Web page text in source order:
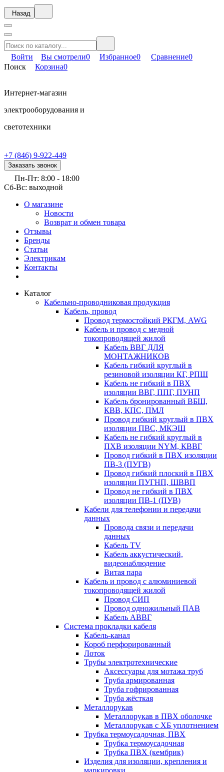
Назад
Войти Вы смотрели0 Избранное0 Сравнение0
Поиск
Корзина0
Интернет-магазин
электрооборудования и
светотехники
+7 (846) 9-922-449
Заказать звонок
Пн-Пт: 8:00 - 18:00
Сб-Вс: выходной
О магазине
Новости
Возврат и обмен товара
Отзывы
Бренды
Статьи
Электрикам
Контакты
Каталог
Кабельно-проводниковая продукция
Кабель, провод
Провод термостойкий РКГМ, AWG
Кабель и провод с медной
токопроводящей жилой
Кабель ВВГ ДЛЯ
МОНТАЖНИКОВ
Кабель гибкий круглый в
резиновой изоляции КГ, РПШ
Кабель не гибкий в ПВХ
изоляции ВВГ, ППГ, ПУНП
Кабель бронированный ВБШ,
КВВ, КПС, ПМЛ
Провод гибкий круглый в ПВХ
изоляции ПВС, МКЭШ
Кабель не гибкий круглый в
ПХВ изоляции NYM, КВВГ
Провод гибкий в ПВХ изоляции
ПВ-3 (ПУГВ)
Провод гибкий плоский в ПВХ
изоляции ПУГНП, ШВВП
Провод не гибкий в ПВХ
изоляции ПВ-1 (ПУВ)
Кабели для телефонии и передачи
данных
Провода связи и передачи
данных
Кабель TV
Кабель аккустический,
видеонаблюдение
Витая пара
Кабель и провод с алюминиевой
токопроводящей жилой
Провод СИП
Провод одножильный ПАВ
Кабель АВВГ
Система прокладки кабеля
Кабель-канал
Короб перфорированный
Лоток
Трубы электротехнические
Аксессуары для мотажа труб
Труба армированная
Труба гофрированная
Труба жёсткая
Металлорукав
Металлорукав в ПВХ оболочке
Металлорукав с ХБ уплотнением
Трубка термоусадочная, ПВХ
Трубка термоусадочная
Трубка ПВХ (кембрик)
Изделия для изоляции, крепления и
маркировки